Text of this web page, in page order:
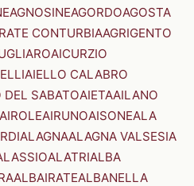
AGNOSINEAGORDOAGOSTA
CONTURBIAAGRIGENTO
AICURZIO
AIELLO CALABRO
DEL SABATOAIETAAILANO
AIROLEAIRUNOAISONEALA
ALAGNAALAGNA VALSESIA
ALATRIALBA
ALBAIRATEALBANELLA